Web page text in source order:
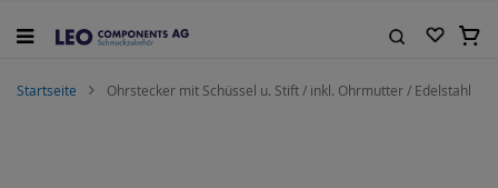
Inhalt
Startseite Ohrstecker mit Schüssel u. Stift / inkl. Ohrmutter / Edelstahl